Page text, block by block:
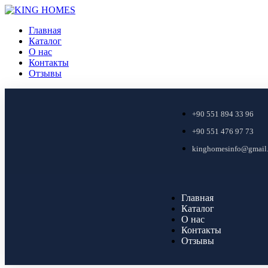
Главная
Каталог
О нас
Контакты
Отзывы
+90 551 894 33 96
+90 551 476 97 73
Главная
Каталог
О нас
Контакты
Отзывы